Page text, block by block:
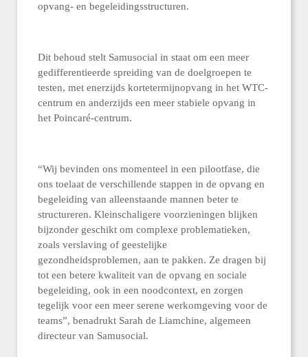
opvang- en begeleidingsstructuren.
Dit behoud stelt Samusocial in staat om een meer
gedifferentieerde spreiding van de doelgroepen te
testen, met enerzijds kortetermijnopvang in het WTC-
centrum en anderzijds een meer stabiele opvang in
het Poincaré-centrum.
“Wij bevinden ons momenteel in een pilootfase, die
ons toelaat de verschillende stappen in de opvang en
begeleiding van alleenstaande mannen beter te
structureren. Kleinschaligere voorzieningen blijken
bijzonder geschikt om complexe problematieken,
zoals verslaving of geestelijke
gezondheidsproblemen, aan te pakken. Ze dragen bij
tot een betere kwaliteit van de opvang en sociale
begeleiding, ook in een noodcontext, en zorgen
tegelijk voor een meer serene werkomgeving voor de
teams”, benadrukt Sarah de Liamchine, algemeen
directeur van Samusocial.